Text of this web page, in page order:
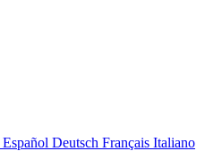
Español Deutsch Français Italiano